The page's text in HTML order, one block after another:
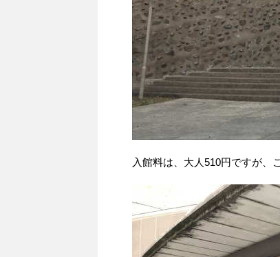
入館料は、大人510円ですが、